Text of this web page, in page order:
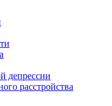
депрессии
расстройства